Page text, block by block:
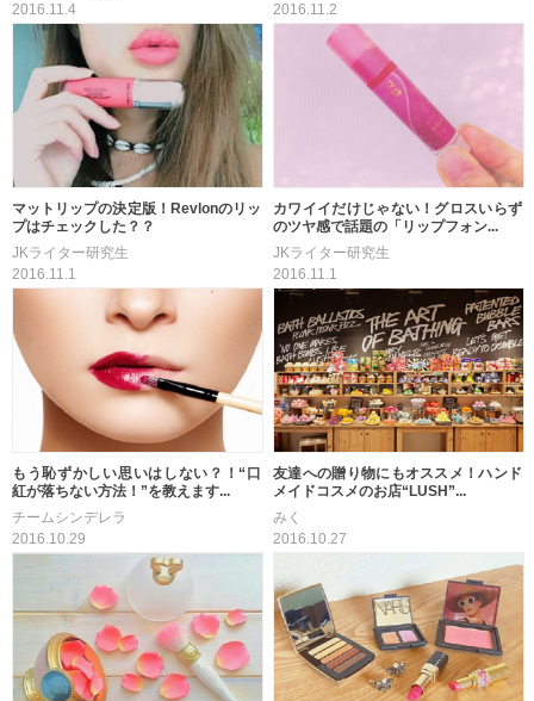
2016.11.4
2016.11.2
マットリップの決定版！Revlonのリッ
プはチェックした？？
JKライター研究生
2016.11.1
カワイイだけじゃない！グロスいらず
のツヤ感で話題の「リップフォン...
JKライター研究生
2016.11.1
もう恥ずかしい思いはしない？！“口
紅が落ちない方法！”を教えます...
チームシンデレラ
2016.10.29
友達への贈り物にもオススメ！ハンド
メイドコスメのお店“LUSH”...
みく
2016.10.27